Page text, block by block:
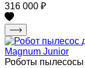
316 000 ₽
Роботы пылесосы